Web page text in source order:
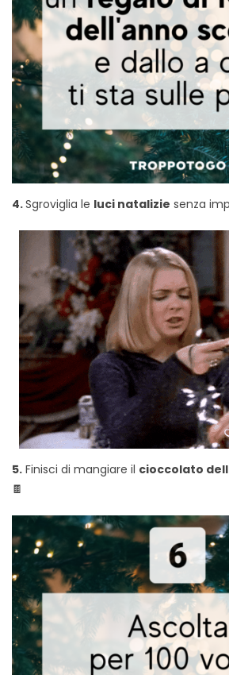
4.Sgroviglia le luci natalizie senza
5. Finisci di mangiare il cioccolato
🍫